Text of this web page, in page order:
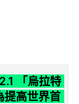
「烏拉特
提高世界首